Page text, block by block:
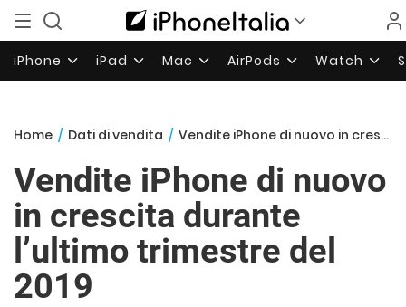
iPhone iPad Mac AirPods Watch
Home / Dati di vendita / Vendite iPhone di nuovo in crescita durante l’ultimo trimestre del 2019
Vendite iPhone di nuovo
in crescita durante
l’ultimo trimestre del
2019